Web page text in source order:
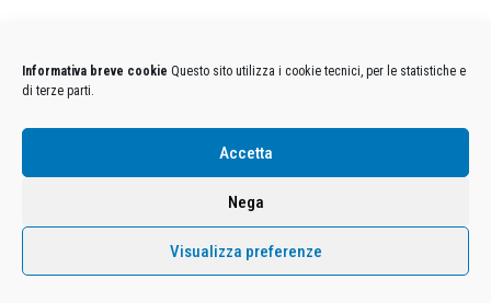
Informativa breve cookie Questo sito utilizza i cookie tecnici, per le statistiche e
di terze parti.
Accetta
Nega
Visualizza preferenze